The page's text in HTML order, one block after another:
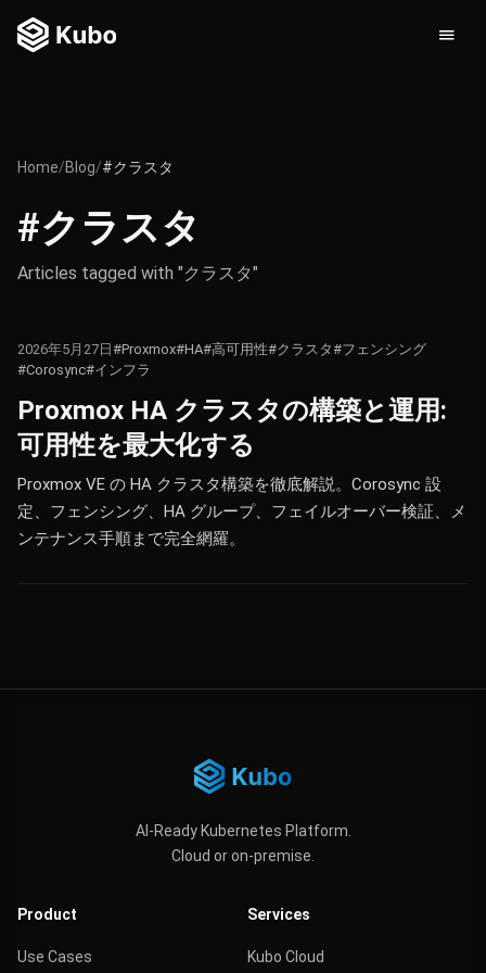
Home/Blog/#クラスタ
#クラスタ
Articles tagged with "クラスタ"
2026年5月27日 #Proxmox#HA#高可用性#クラスタ#フェンシング
#Corosync#インフラ
Proxmox HA クラスタの構築と運用:
可用性を最大化する
Proxmox VE の HA クラスタ構築を徹底解説。Corosync 設
定、フェンシング、HA グループ、フェイルオーバー検証、メ
ンテナンス手順まで完全網羅。
AI-Ready Kubernetes Platform.
Cloud or on-premise.
Product
Use Cases
Services
Kubo Cloud